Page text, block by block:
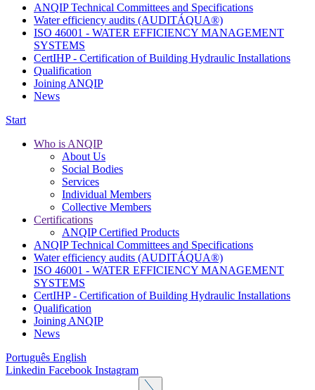
ANQIP Technical Committees and Specifications
Water efficiency audits (AUDITÁQUA®)
ISO 46001 - WATER EFFICIENCY MANAGEMENT
SYSTEMS
CertIHP - Certification of Building Hydraulic Installations
Qualification
Joining ANQIP
News
Start
Who is ANQIP
About Us
Social Bodies
Services
Individual Members
Collective Members
Certifications
ANQIP Certified Products
ANQIP Technical Committees and Specifications
Water efficiency audits (AUDITÁQUA®)
ISO 46001 - WATER EFFICIENCY MANAGEMENT
SYSTEMS
CertIHP - Certification of Building Hydraulic Installations
Qualification
Joining ANQIP
News
Português English
Linkedin Facebook Instagram